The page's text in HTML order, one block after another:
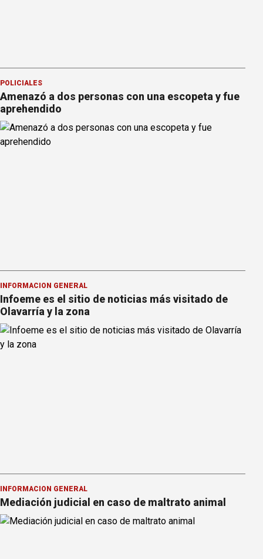
POLICIALES
Amenazó a dos personas con una escopeta y fue
aprehendido
INFORMACION GENERAL
Infoeme es el sitio de noticias más visitado de
Olavarría y la zona
INFORMACION GENERAL
Mediación judicial en caso de maltrato animal